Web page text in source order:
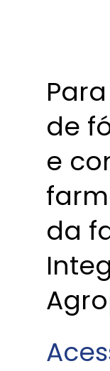
de
e
da